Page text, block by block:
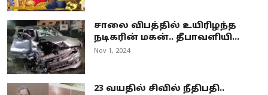
சாலை விபத்தில் உயிரிழந்த
நடிகரின் மகன்.. தீபாவளியி...
Nov 1, 2024
23 வயதில் சிவில் நீதிபதி..